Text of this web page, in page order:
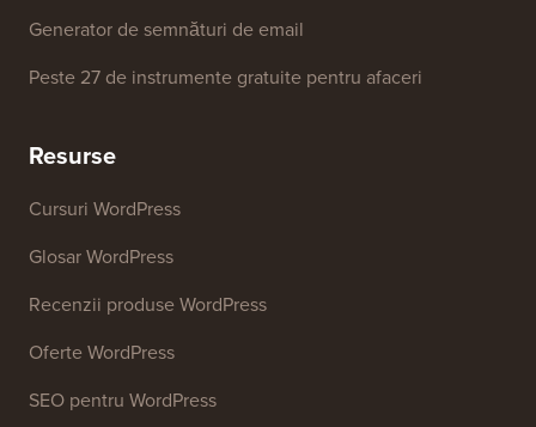
Detector de teme WordPress
Generator de cuvinte cheie SEO
Analizor SEO pentru site-uri web
Generator de semnături de email
Peste 27 de instrumente gratuite pentru afaceri
Resurse
Cursuri WordPress